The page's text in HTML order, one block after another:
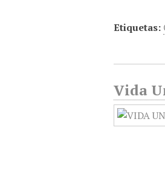
Etiquetas:
Vida